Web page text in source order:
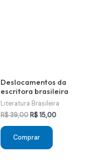
Deslocamentos da
escritora brasileira
Literatura Brasileira
R$39,00O
original
era:
R$ 39,00.
R$15,00O
Comprar